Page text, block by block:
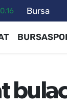
Bursa